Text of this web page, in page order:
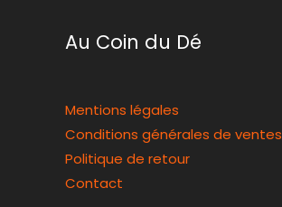
Au Coin du Dé
Mentions légales
Conditions générales de ventes
Politique de retour
Contact